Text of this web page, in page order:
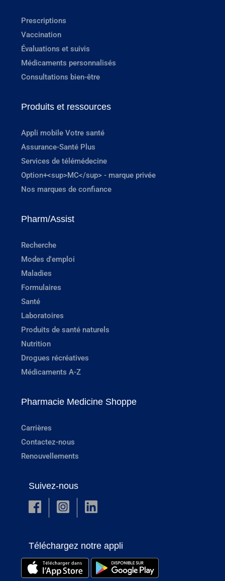
Prescriptions
Vaccination
Évaluations et suivis
Médicaments personnalisés
Consultations bien-être
Produits et ressources
Appli mobile Votre santé
Assurance-Santé Plus
Services de télémédecine
Option+<sup>MC</sup> - marque privée
Nos marques de confiance
Pharm/Assist
Recherche
Modes d'emploi
Maladies
Formulaires
Santé
Laboratoires
Produits de santé naturels
Nutrition
Drogues récréatives
Médicaments A-Z
Pharmacie Medicine Shoppe
Carrières
Contactez-nous
Renouvellements
Suivez-nous
Téléchargez notre appli